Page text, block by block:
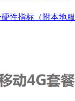
性指标（附本地服